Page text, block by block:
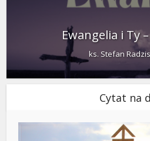
Ewangelia i Ty
ks. Stefan
Cytat na